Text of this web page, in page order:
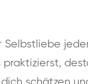
Selbstliebe